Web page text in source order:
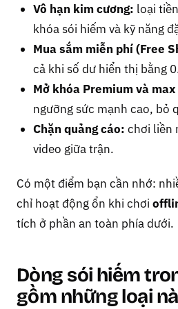
Vô hạn kim cương: loại
khóa sói hiếm và kỹ năng
Mua sắm miễn phí (Free
cả khi số dư hiển thị bằng
Mở khóa Premium và
ngưỡng sức mạnh cao, bỏ
Chặn quảng cáo: chơi liền
video giữa trận.
Có một điểm bạn cần nhớ:
chỉ hoạt động ổn khi chơi
tích ở phần an toàn phía dưới.
Dòng sói hiếm
gồm những loại